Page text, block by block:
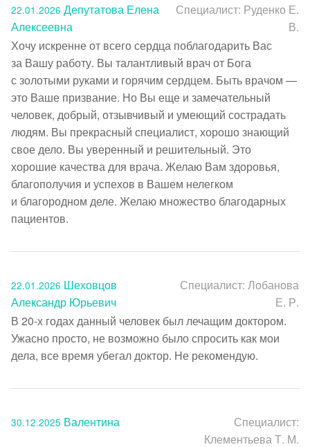
22.01.2026 Депутатова Елена
Алексеевна
Специалист: Руденко Е.
В.
Хочу искренне от всего сердца поблагодарить Вас
за Вашу работу. Вы талантливый врач от Бога
с золотыми руками и горячим сердцем. Быть врачом —
это Ваше призвание. Но Вы еще и замечательный
человек, добрый, отзывчивый и умеющий сострадать
людям. Вы прекрасный специалист, хорошо знающий
свое дело. Вы уверенный и решительный. Это
хорошие качества для врача. Желаю Вам здоровья,
благополучия и успехов в Вашем нелегком
и благородном деле. Желаю множество благодарных
22.01.2026 Шеховцов
Александр Юрьевич
Специалист: Лобанова
Е. Р.
В 20-х годах данный человек был лечащим доктором.
Ужасно просто, не возможно было спросить как мои
дела, все время убегал доктор. Не рекомендую.
30.12.2025 Валентина
Специалист:
Клементьева Т. М.